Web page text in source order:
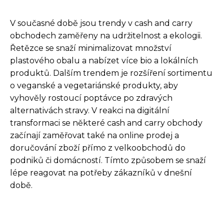
V současné době jsou trendy v cash and carry
obchodech zaměřeny na udržitelnost a ekologii.
Řetězce se snaží minimalizovat množství
plastového obalu a nabízet více bio a lokálních
produktů. Dalším trendem je rozšíření sortimentu
o veganské a vegetariánské produkty, aby
vyhověly rostoucí poptávce po zdravých
alternativách stravy. V reakci na digitální
transformaci se některé cash and carry obchody
začínají zaměřovat také na online prodej a
doručování zboží přímo z velkoobchodů do
podniků či domácností. Tímto způsobem se snaží
lépe reagovat na potřeby zákazníků v dnešní
době.